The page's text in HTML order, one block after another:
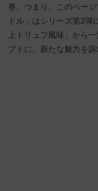
巻。つまり、このペー
ドル」はシリーズ第2
上トリュフ風味」から
プトに、新たな魅力を訴